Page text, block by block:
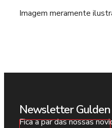
Imagem meramente
Newsletter
Fica a par das nossas